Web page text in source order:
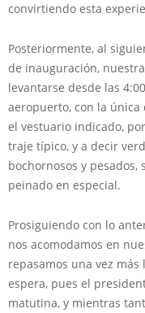
convirtiendo esta
Posteriormente, al
de inauguración,
levantarse desde las
aeropuerto, con la única
el vestuario indicado,
traje típico, y a decir
bochornosos y
peinado en especial.
Prosiguiendo con lo
nos acomodamos en
repasamos una vez
espera, pues el
matutina, y mientras